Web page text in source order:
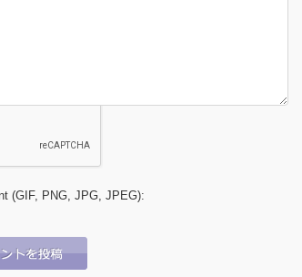
(GIF, PNG, JPG, JPEG):